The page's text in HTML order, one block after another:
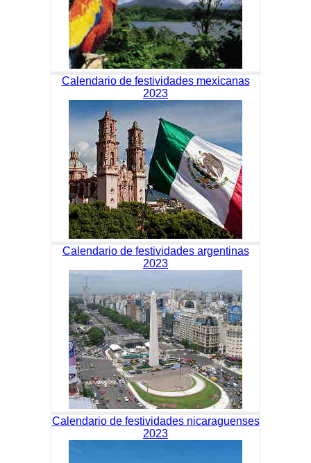
Calendario de festividades mexicanas
2023
Calendario de festividades argentinas
2023
Calendario de festividades nicaraguenses
2023